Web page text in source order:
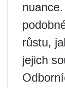
růstu,
jejich